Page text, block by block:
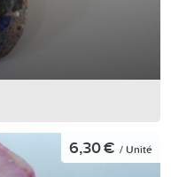
6,30 € / Unité